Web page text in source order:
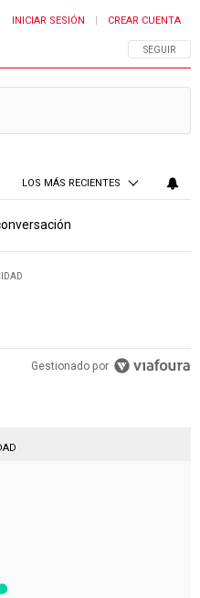
SIGA ESTA
SEGUIR
INICIAR SESIÓN CREAR CUENTA
LOS MÁS RECIENTES
Gestionado por